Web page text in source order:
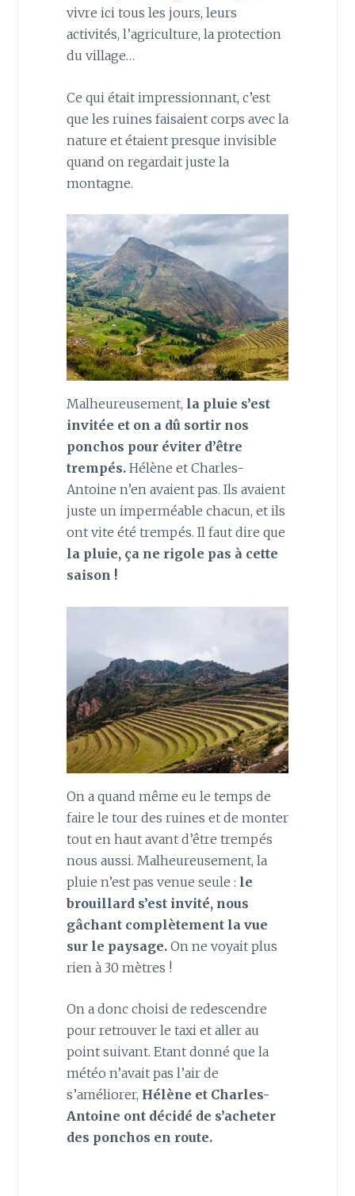
vivre ici tous les jours, leurs
activités, l’agriculture, la protection
du village…
Ce qui était impressionnant, c’est
que les ruines faisaient corps avec la
nature et étaient presque invisible
quand on regardait juste la
montagne.
Malheureusement, la pluie s’est
invitée et on a dû sortir nos
ponchos pour éviter d’être
trempés.Hélène et Charles-
Antoine n’en avaient pas. Ils avaient
juste un imperméable chacun, et ils
ont vite été trempés. Il faut dire que
la pluie, ça ne rigole pas à cette
saison !
On a quand même eu le temps de
faire le tour des ruines et de monter
tout en haut avant d’être trempés
nous aussi. Malheureusement, la
pluie n’est pas venue seule : le
brouillard s’est invité, nous
gâchant complètement la vue
sur le paysage. On ne voyait plus
rien à 30 mètres !
On a donc choisi de redescendre
pour retrouver le taxi et aller au
point suivant. Etant donné que la
météo n’avait pas l’air de
s’améliorer, Hélène et Charles-
Antoine ont décidé de s’acheter
des ponchos en route.